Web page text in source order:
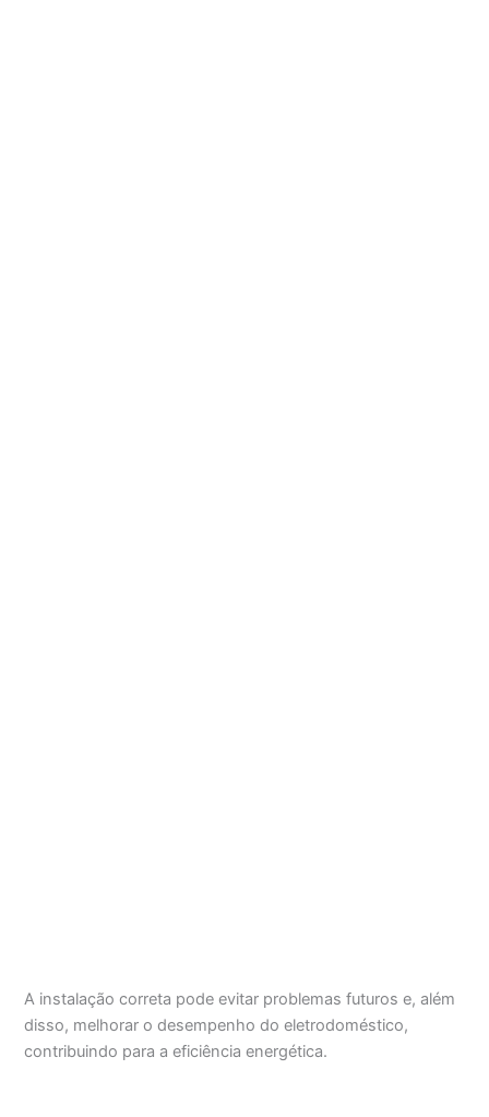
A instalação correta pode evitar problemas futuros e, além
disso, melhorar o desempenho do eletrodoméstico,
contribuindo para a eficiência energética.